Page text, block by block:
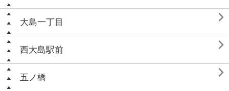
大島一丁目 
西大島駅前 
五ノ橋 